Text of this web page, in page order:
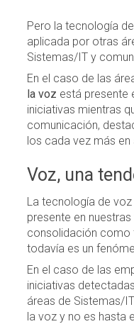
Pero la tecnología
aplicada por otras
Sistemas/IT y
En el caso de las
la voz está presente
iniciativas mientras
comunicación,
los cada vez más
Voz, una
La tecnología de
presente en
consolidación como
todavía es un
En el caso de las
iniciativas
áreas de Sistemas/
la voz y no es hasta